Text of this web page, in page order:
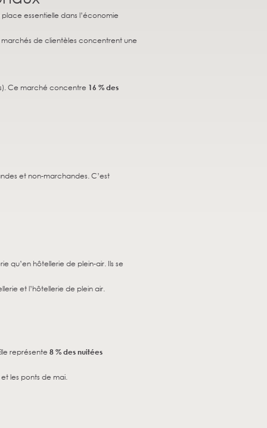
essentielle dans l’économie
marchés de clientèles concentrent une
Ce marché concentre 16 % des
et non-marchandes. C’est
qu’en hôtellerie de plein-air. Ils se
et l’hôtellerie de plein air.
représente 8 % des nuitées
les ponts de mai.